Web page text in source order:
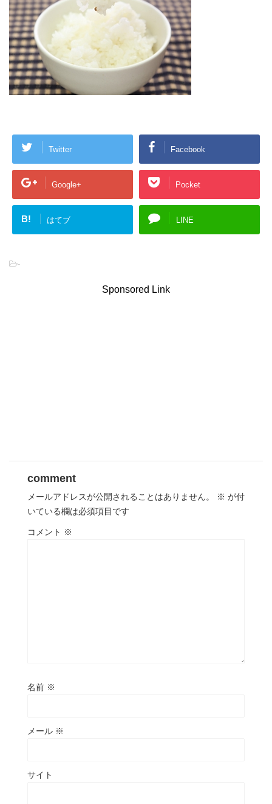
Twitter Facebook
Google+ Pocket
B! はてブ LINE
-
Sponsored Link
comment
メールアドレスが公開されることはありません。 ※ が付
いている欄は必須項目です
コメント ※
名前 ※
メール ※
サイト